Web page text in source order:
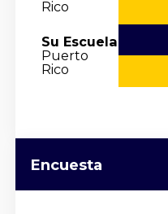
Rico
Su Escuela
Puerto
Rico
Encuesta